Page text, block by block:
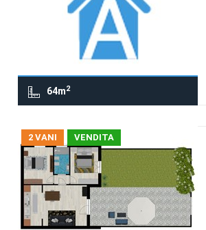
64m2
2 VANI VENDITA